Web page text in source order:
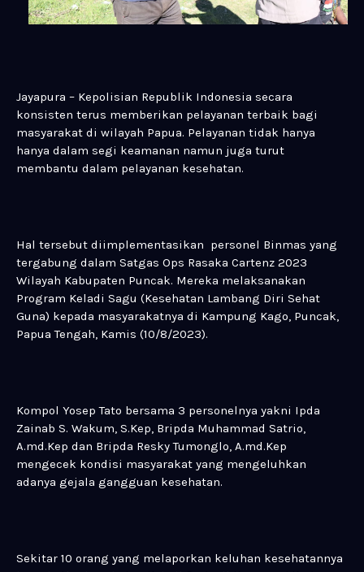
Jayapura – Kepolisian Republik Indonesia secara
konsisten terus memberikan pelayanan terbaik bagi
masyarakat di wilayah Papua. Pelayanan tidak hanya
hanya dalam segi keamanan namun juga turut
membantu dalam pelayanan kesehatan.
Hal tersebut diimplementasikan personel Binmas yang
tergabung dalam Satgas Ops Rasaka Cartenz 2023
Wilayah Kabupaten Puncak. Mereka melaksanakan
Program Keladi Sagu (Kesehatan Lambang Diri Sehat
Guna) kepada masyarakatnya di Kampung Kago, Puncak,
Papua Tengah, Kamis (10/8/2023).
Kompol Yosep Tato bersama 3 personelnya yakni Ipda
Zainab S. Wakum, S.Kep, Bripda Muhammad Satrio,
A.md.Kep dan Bripda Resky Tumonglo, A.md.Kep
mengecek kondisi masyarakat yang mengeluhkan
adanya gejala gangguan kesehatan.
Sekitar 10 orang yang melaporkan keluhan kesehatannya